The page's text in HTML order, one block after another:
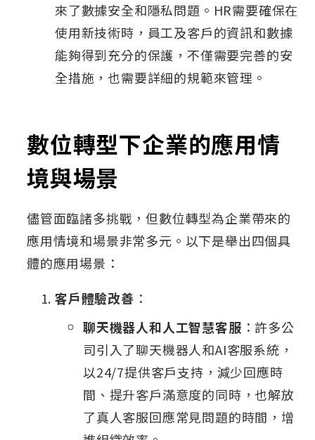
來了數據安全和隱私問題。HR需要確保在
使用新技術時，員工及客戶的資訊和數據
能夠得到充分的保護，不僅需要完善的安
全措施，也需要詳細的規範來管理。
數位轉型下企業的應用情
境與場景
儘管面臨諸多挑戰，但數位轉型為企業帶來的
應用情境和場景非常多元。以下是舉出四個具
體的應用場景：
客戶體驗改善 ：
聊天機器人和人工智慧客服 ：許多公
司引入了聊天機器人和AI客服系統，
以24/7提供客戶支持，減少回應時
間、提升客戶滿意度的同時，也解放
了真人客服回應常見問題的時間，增